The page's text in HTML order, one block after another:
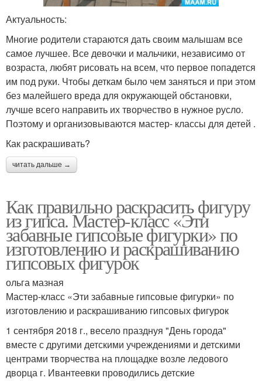
Актуальность:
Многие родители стараются дать своим малышам все
самое лучшее. Все девочки и мальчики, независимо от
возраста, любят рисовать на всем, что первое попадется
им под руки. Чтобы деткам было чем заняться и при этом
без малейшего вреда для окружающей обстановки,
лучше всего направить их творчество в нужное русло.
Поэтому и организовываются мастер- классы для детей .
Как раскрашивать?
читать дальше →
Как правильно раскрасить фигуру
из гипса. Мастер-класс «Эти
забавные гипсовые фигурки» по
изготовлению и раскрашиванию
гипсовых фигурок
ольга мазная
Мастер-класс «Эти забавные гипсовые фигурки» по
изготовлению и раскрашиванию гипсовых фигурок
1 сентября 2018 г., весело празднуя "День города"
вместе с другими детскими учреждениями и детскими
центрами творчества на площадке возле ледового
дворца г. Ивантеевки проводились детские